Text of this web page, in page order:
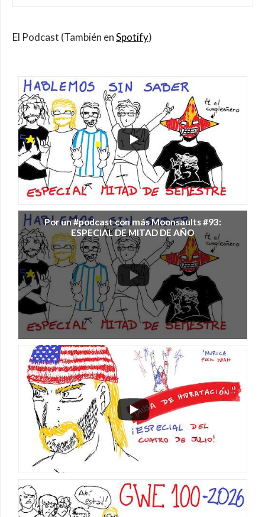
El Podcast (También enSpotify)
Por un #podcast con más Moonsaults #93:
ESPECIAL DE MITAD DE AÑO